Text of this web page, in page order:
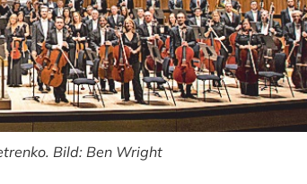
Bild: Ben Wright